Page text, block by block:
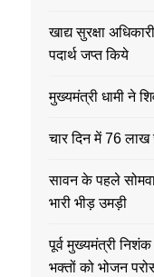
खाद्य सुरक्षा
पदार्थ जप्त किये
मुख्यमंत्री धामी ने
चार दिन में 76 लाख
सावन के पहले
भारी भीड़ उमड़ी
पूर्व मुख्यमंत्री
भक्तों को भोजन